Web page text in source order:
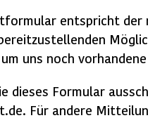
entspricht der
bereitzustellenden
uns noch
dieses Formular
Für andere